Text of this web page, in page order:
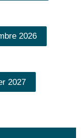
2026
2027